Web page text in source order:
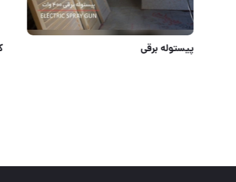
پیستوله برقی